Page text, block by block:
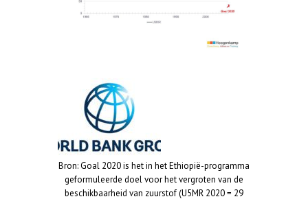
Bron: Goal 2020 is het in het Ethiopië-programma
geformuleerde doel voor het vergroten van de
beschikbaarheid van zuurstof (U5MR 2020 = 29